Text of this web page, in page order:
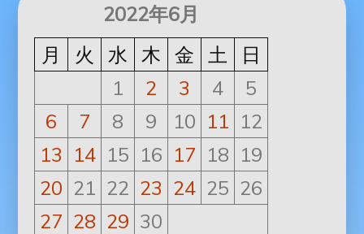
2022年6月
月
火 水 木 金 土
日
1
2 3 4
5
6
7 8 9 10 11 12
13 14 15 16 17 18 19
20 21 22 23 24 25 26
27 28 29 30